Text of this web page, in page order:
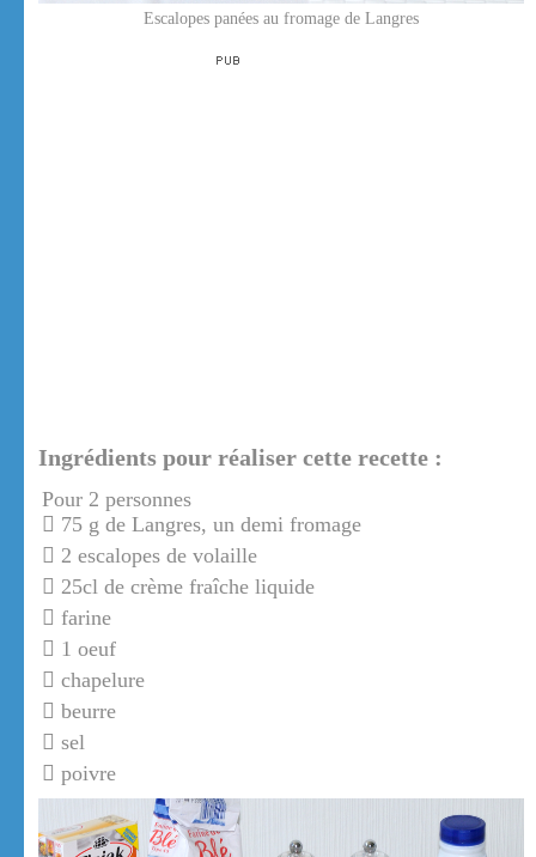
Escalopes panées au fromage de Langres
Ingrédients pour réaliser cette recette :
Pour 2 personnes
75 g de Langres, un demi fromage
2 escalopes de volaille
25cl de crème fraîche liquide
farine
1 oeuf
chapelure
beurre
sel
poivre